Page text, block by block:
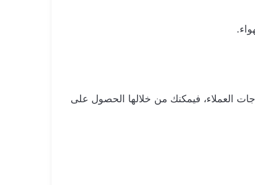
العملاء، فيمكنك من خلالها الحصول على